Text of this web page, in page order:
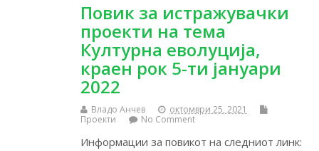
Повик за истражувачки
проекти на тема
Културна еволуција,
краен рок 5-ти јануари
2022
Владо Анчев
октомври 25, 2021
Проекти
No Comment
Информации за повикот на следниот линк: